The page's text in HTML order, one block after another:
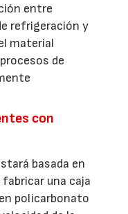
entre
refrigeración y
material
de
con
basada en
una caja
policarbonato